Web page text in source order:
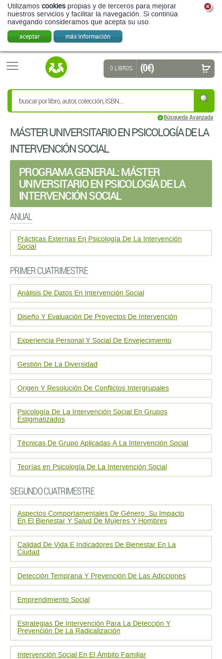
Utilizamos cookies propias y de terceros para mejorar
nuestros servicios y facilitar la navegación. Si continúa
navegando consideramos que acepta su uso.
aceptar más información
Búsqueda Avanzada
0 LIBROS (0 €)
MÁSTER UNIVERSITARIO EN PSICOLOGÍA DE LA
INTERVENCIÓN SOCIAL
PROGRAMA GENERAL: MÁSTER
UNIVERSITARIO EN PSICOLOGÍA DE LA
INTERVENCIÓN SOCIAL
ANUAL
Prácticas Externas En Psicología De La Intervención
Social
PRIMER CUATRIMESTRE
Análisis De Datos En Intervención Social
Diseño Y Evaluación De Proyectos De Intervención
Experiencia Personal Y Social De Envejecimiento
Gestión De La Diversidad
Origen Y Resolución De Conflictos Intergrupales
Psicología De La Intervención Social En Grupos
Estigmatizados
Técnicas De Grupo Aplicadas A La Intervención Social
Teorías en Psicología De La Intervención Social
SEGUNDO CUATRIMESTRE
Aspectos Comportamentales De Género: Su Impacto
En El Bienestar Y Salud De Mujeres Y Hombres
Calidad De Vida E Indicadores De Bienestar En La
Ciudad
Detección Temprana Y Prevención De Las Adicciones
Emprendimiento Social
Estrategias De Intervención Para La Detección Y
Prevención De La Radicalización
Intervención Social En El Ámbito Familiar